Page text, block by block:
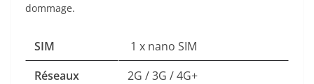
dommage.
SIM
1 x nano SIM
Réseaux
2G / 3G / 4G+